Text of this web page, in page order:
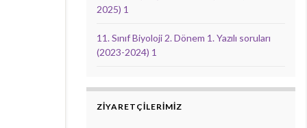
2025) 1
11. Sınıf Biyoloji 2. Dönem 1. Yazılı soruları
(2023-2024) 1
ZIYARETÇILERIMIZ